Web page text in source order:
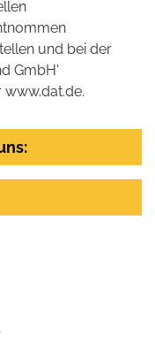
und bei der
GmbH'